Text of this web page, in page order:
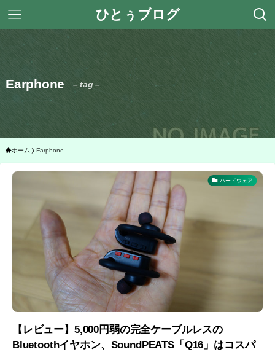
ひとぅブログ
Earphone – tag –
ホーム Earphone
ハードウェア
【レビュー】5,000円弱の完全ケーブルレスの
Bluetoothイヤホン、SoundPEATS「Q16」はコスパ